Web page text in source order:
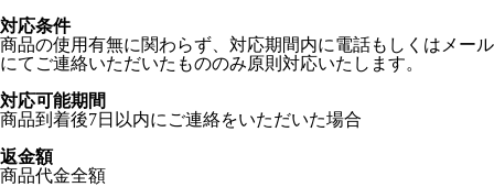
対応条件
商品の使用有無に関わらず、対応期間内に電話もしくはメール
にてご連絡いただいたもののみ原則対応いたします。
対応可能期間
商品到着後7日以内にご連絡をいただいた場合
返金額
商品代金全額